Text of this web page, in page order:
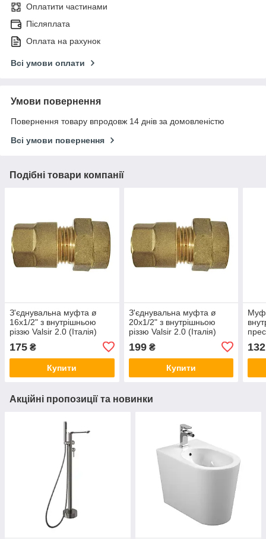
Оплатити частинами
Післяплата
Оплата на рахунок
Всі умови оплати
Умови повернення
Повернення товару впродовж 14 днів за домовленістю
Всі умови повернення
Подібні товари компанії
З'єднувальна муфта ø
16х1/2" з внутрішньою
різзю Valsir 2.0 (Італія)
175 ₴
Купити
З'єднувальна муфта ø
20х1/2" з внутрішньою
різзю Valsir 2.0 (Італія)
199₴
Купити
132
Акційні пропозиції та новинки